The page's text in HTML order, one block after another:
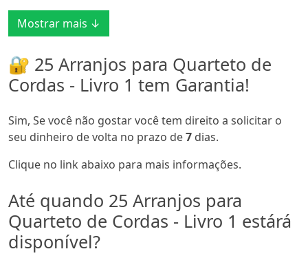
Mostrar mais ↓
🔐 25 Arranjos para Quarteto de
Cordas - Livro 1 tem Garantia!
Sim, Se você não gostar você tem direito a solicitar o
seu dinheiro de volta no prazo de7 dias.
Clique no link abaixo para mais informações.
Até quando 25 Arranjos para
Quarteto de Cordas - Livro 1 estárá
disponível?